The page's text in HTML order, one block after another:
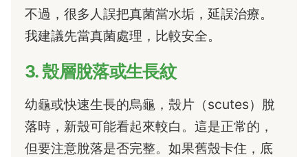
不過，很多人誤把真菌當水垢，延誤治療。
我建議先當真菌處理，比較安全。
3. 殼層脫落或生長紋
幼龜或快速生長的烏龜，殼片（scutes）脫
落時，新殼可能看起來較白。這是正常的，
但要注意脫落是否完整。如果舊殼卡住，底